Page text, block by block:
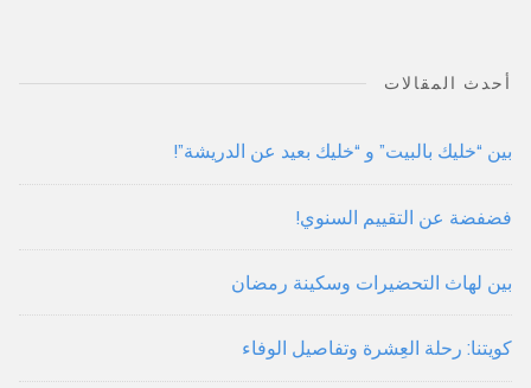
أحدث المقالات
بين “خليك بالبيت” و “خليك بعيد عن الدريشة”!
فضفضة عن التقييم السنوي!
بين لهاث التحضيرات وسكينة رمضان
كويتنا: رحلة العِشرة وتفاصيل الوفاء